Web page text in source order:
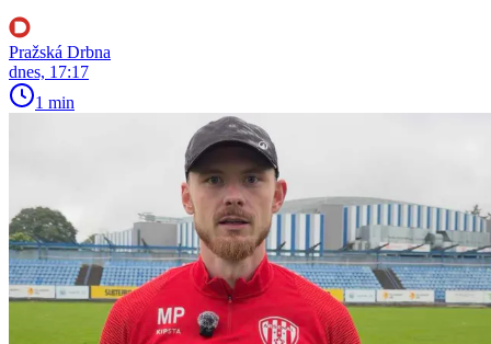
Pražská Drbna
dnes, 17:17
1 min